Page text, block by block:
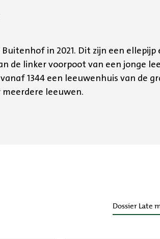
in 2021. Dit zijn een ellepijp
de linker voorpoot van een jonge
1344 een leeuwenhuis van de
meerdere leeuwen.
Dossier Late